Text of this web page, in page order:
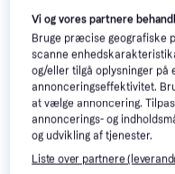
516 kr.
Eller 3 betalinger af 172 kr.
9+ butikker
200+
Vi og vores partnere
Bruge præcise geografiske
scanne
og/eller tilgå oplysninger på
annonceringseffektivitet.
at vælge annoncering.
annoncerings- og
og udvikling af tjenester.
Liste over partnere